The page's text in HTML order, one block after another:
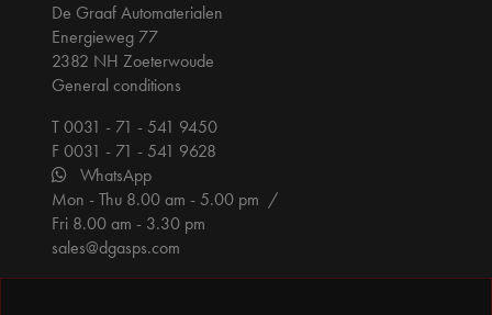
De Graaf Automaterialen
Energieweg 77
2382 NH Zoeterwoude
General conditions
T 0031 - 71 - 541 9450
F 0031 - 71 - 541 9628
WhatsApp
Mon - Thu 8.00 am - 5.00 pm /
Fri 8.00 am - 3.30 pm
sales@dgasps.com